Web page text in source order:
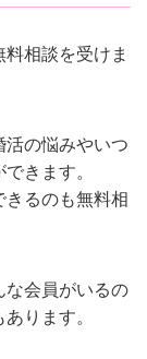
相談を受けま
の悩みやいつ
きます。
きるのも無料相
な会員がいるの
ります。